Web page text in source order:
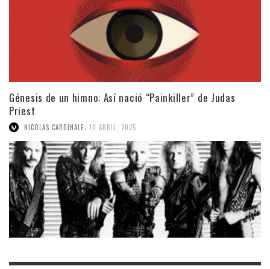
Génesis de un himno: Así nació “Painkiller” de Judas
Priest
NICOLAS CARDINALE 10 ABRIL, 2025